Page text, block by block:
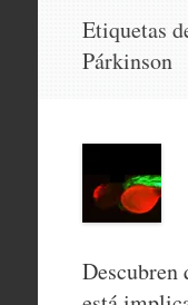
contenido
Etiquetas
Párkinson
Descubren